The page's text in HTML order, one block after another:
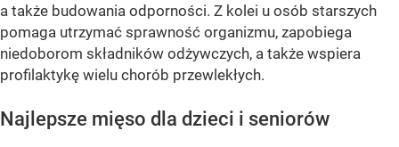
a także budowania odporności. Z kolei u osób starszych
pomaga utrzymać sprawność organizmu, zapobiega
niedoborom składników odżywczych, a także wspiera
profilaktykę wielu chorób przewlekłych.
Najlepsze mięso dla dzieci i seniorów